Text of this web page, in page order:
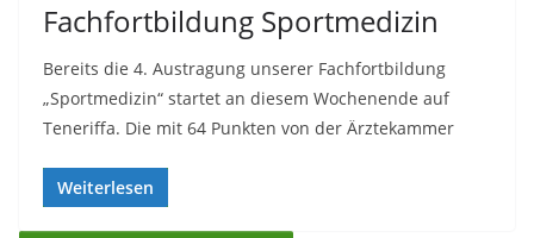
Fachfortbildung Sportmedizin
Bereits die 4. Austragung unserer Fachfortbildung
„Sportmedizin“ startet an diesem Wochenende auf
Teneriffa. Die mit 64 Punkten von der Ärztekammer
Weiterlesen